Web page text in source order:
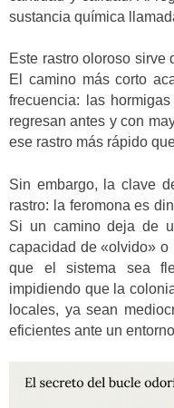
sustancia química
Este rastro oloroso sirve
El camino más corto
frecuencia: las
regresan antes y con
ese rastro más rápido
Sin embargo, la clave
rastro: la feromona es
Si un camino deja de
capacidad de «olvido» o
que el sistema sea
impidiendo que la
locales, ya sean
eficientes ante un